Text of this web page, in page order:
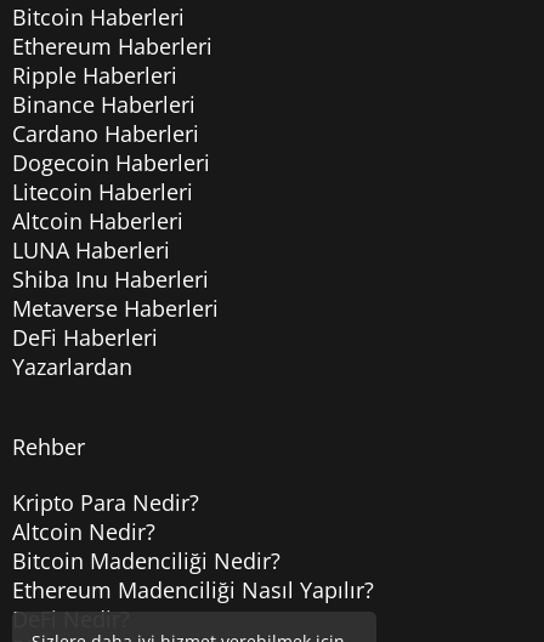
Bitcoin Haberleri
Ethereum Haberleri
Ripple Haberleri
Binance Haberleri
Cardano Haberleri
Dogecoin Haberleri
Litecoin Haberleri
Altcoin Haberleri
LUNA Haberleri
Shiba Inu Haberleri
Metaverse Haberleri
DeFi Haberleri
Yazarlardan
Rehber
Kripto Para Nedir?
Altcoin Nedir?
Bitcoin Madenciliği Nedir?
Ethereum Madenciliği Nasıl Yapılır?
DeFi Nedir?